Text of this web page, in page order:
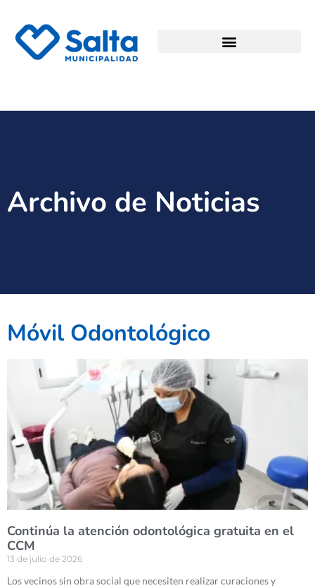
Archivo de Noticias
Móvil Odontológico
Continúa la atención odontológica gratuita en el
CCM
13 de julio de 2026
Los vecinos sin obra social que necesiten realizar curaciones y